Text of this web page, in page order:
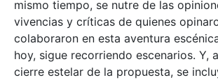
mismo tiempo, se nutre de las
vivencias y críticas de quienes
colaboraron en esta aventura
hoy, sigue recorriendo escenarios. Y,
cierre estelar de la propuesta, se